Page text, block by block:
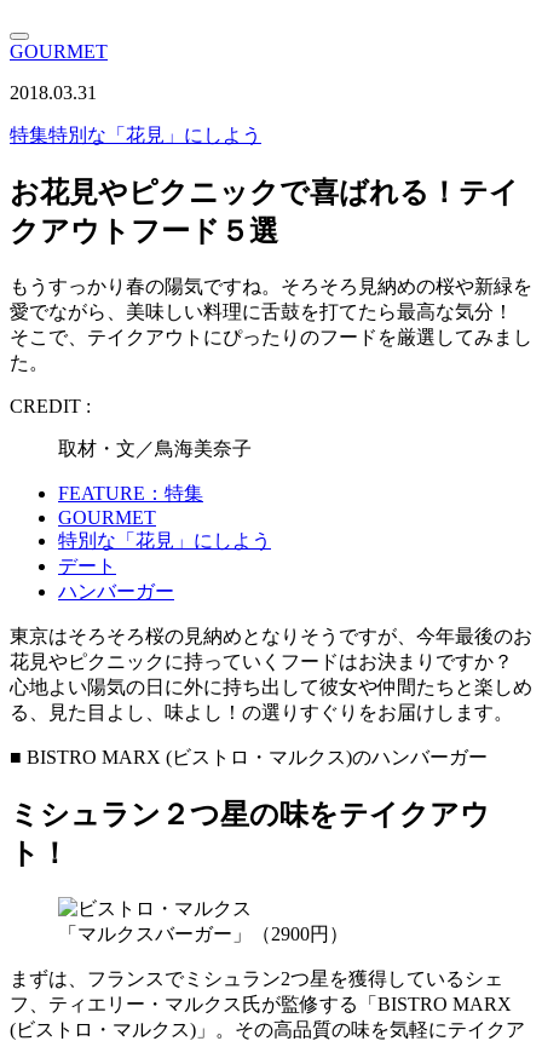
GOURMET
2018.03.31
特集特別な「花見」にしよう
お花見やピクニックで喜ばれる！テイ
クアウトフード５選
もうすっかり春の陽気ですね。そろそろ見納めの桜や新緑を
愛でながら、美味しい料理に舌鼓を打てたら最高な気分！
そこで、テイクアウトにぴったりのフードを厳選してみまし
た。
CREDIT :
取材・文／鳥海美奈子
FEATURE：特集
GOURMET
特別な「花見」にしよう
デート
ハンバーガー
東京はそろそろ桜の見納めとなりそうですが、今年最後のお
花見やピクニックに持っていくフードはお決まりですか？
心地よい陽気の日に外に持ち出して彼女や仲間たちと楽しめ
る、見た目よし、味よし！の選りすぐりをお届けします。
■ BISTRO MARX (ビストロ・マルクス)のハンバーガー
ミシュラン２つ星の味をテイクアウ
ト！
「マルクスバーガー」（2900円）
まずは、フランスでミシュラン2つ星を獲得しているシェ
フ、ティエリー・マルクス氏が監修する「BISTRO MARX
(ビストロ・マルクス)」。その高品質の味を気軽にテイクア